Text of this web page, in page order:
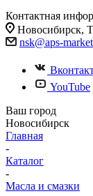
Контактная
Новосибирск,
nsk@aps-
YouTube
Ваш город
Новосибирск
Главная
-
Каталог
-
Масла и смазки